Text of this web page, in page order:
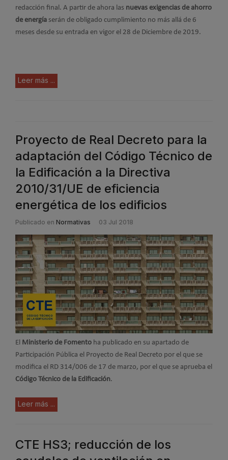
redacción final. A partir de ahora las nuevas exigencias de ahorro
de energía serán de obligado cumplimiento no más allá de 6
meses desde su entrada en vigor el 28 de Diciembre de 2019.
Leer más ...
Proyecto de Real Decreto para la
adaptación del Código Técnico de
la Edificación a la Directiva
2010/31/UE de eficiencia
energética de los edificios
Publicado en Normativas 03 Jul 2018
El Ministerio de Fomento ha publicado en su apartado de
Participación Pública el Proyecto de Real Decreto por el que se
modifica el RD 314/006 de 17 de marzo, por el que se aprueba el
Código Técnico de la Edificación.
Leer más ...
CTE HS3; reducción de los